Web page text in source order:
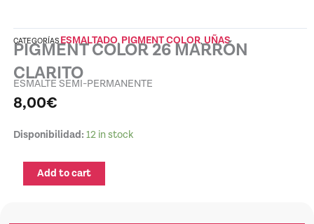
CATEGORÍASESMALTADO, PIGMENT COLOR,UÑAS
PIGMENT COLOR 26 MARRÓN
CLARITO
ESMALTE SEMI-PERMANENTE
8,00€
Disponibilidad: 12 in stock
PIGMENT
MARRÓN
Add to cart